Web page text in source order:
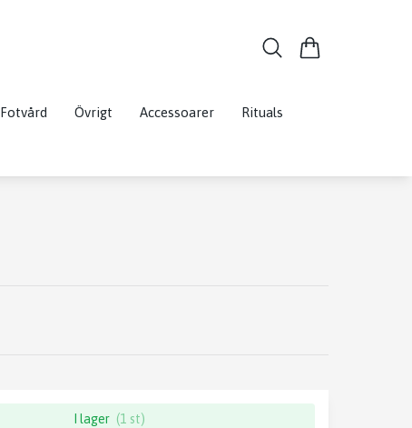
Fotvård Övrigt Accessoarer Rituals
I lager (1 st)